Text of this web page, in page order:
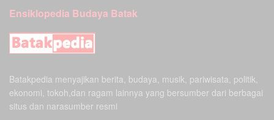
Ensiklopedia Budaya Batak
Batakpedia menyajikan berita, budaya, musik, pariwisata, politik,
ekonomi, tokoh,dan ragam lainnya yang bersumber dari berbagai
situs dan narasumber resmi